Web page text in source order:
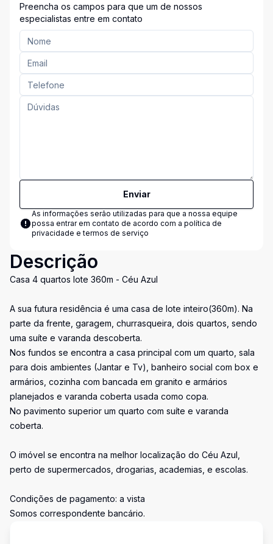
Preencha os campos para que um de nossos
especialistas entre em contato
Enviar
As informações serão utilizadas para que a nossa equipe
possa entrar em contato de acordo com a política de
privacidade e termos de serviço
Descrição
Casa 4 quartos lote 360m - Céu Azul
A sua futura residência é uma casa de lote inteiro(360m). Na
parte da frente, garagem, churrasqueira, dois quartos, sendo
uma suíte e varanda descoberta.
Nos fundos se encontra a casa principal com um quarto, sala
para dois ambientes (Jantar e Tv), banheiro social com box e
armários, cozinha com bancada em granito e armários
planejados e varanda coberta usada como copa.
No pavimento superior um quarto com suíte e varanda
coberta.
O imóvel se encontra na melhor localização do Céu Azul,
perto de supermercados, drogarias, academias, e escolas.
Condições de pagamento: a vista
Somos correspondente bancário.